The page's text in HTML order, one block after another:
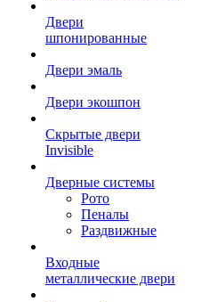
Двери
шпонированные
Двери эмаль
Двери экошпон
Скрытые двери
Invisible
Дверные системы
Рото
Пеналы
Раздвижные
Входные
металлические двери